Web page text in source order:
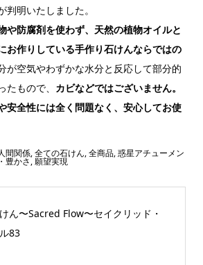
明いたしました。
や防腐剤を使わず、天然の植物オイルと
お作りしている手作り石けんならではの
が空気やわずかな水分と反応して部分的
もので、 カビなどではございません。
安全性には全く問題なく、安心してお使
間関係,全ての石けん,全商品,惑星アチューメン
豊かさ,願望実現
ん〜Sacred Flow〜セイクリッド・
83